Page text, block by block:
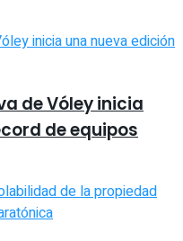
de Vóley inicia
de equipos